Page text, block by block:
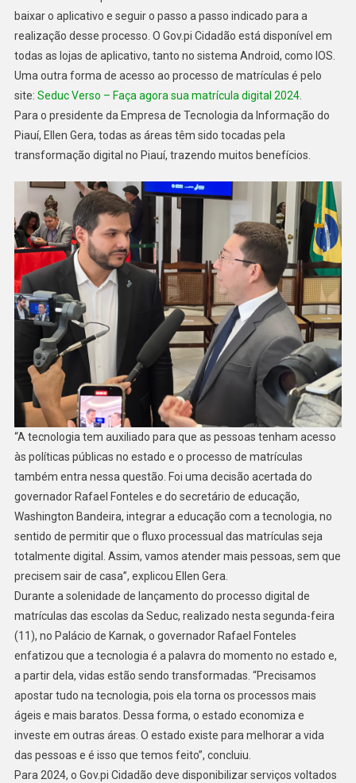
baixar o aplicativo e seguir o passo a passo indicado para a
realização desse processo. O Gov.pi Cidadão está disponível em
todas as lojas de aplicativo, tanto no sistema Android, como IOS.
Uma outra forma de acesso ao processo de matrículas é pelo
site: Seduc Verso – Faça agora sua matrícula digital 2024.
Para o presidente da Empresa de Tecnologia da Informação do
Piauí, Ellen Gera, todas as áreas têm sido tocadas pela
transformação digital no Piauí, trazendo muitos benefícios.
“A tecnologia tem auxiliado para que as pessoas tenham acesso
às políticas públicas no estado e o processo de matrículas
também entra nessa questão. Foi uma decisão acertada do
governador Rafael Fonteles e do secretário de educação,
Washington Bandeira, integrar a educação com a tecnologia, no
sentido de permitir que o fluxo processual das matrículas seja
totalmente digital. Assim, vamos atender mais pessoas, sem que
precisem sair de casa”, explicou Ellen Gera.
Durante a solenidade de lançamento do processo digital de
matrículas das escolas da Seduc, realizado nesta segunda-feira
(11), no Palácio de Karnak, o governador Rafael Fonteles
enfatizou que a tecnologia é a palavra do momento no estado e,
a partir dela, vidas estão sendo transformadas. “Precisamos
apostar tudo na tecnologia, pois ela torna os processos mais
ágeis e mais baratos. Dessa forma, o estado economiza e
investe em outras áreas. O estado existe para melhorar a vida
das pessoas e é isso que temos feito”, concluiu.
Para 2024, o Gov.pi Cidadão deve disponibilizar serviços voltados